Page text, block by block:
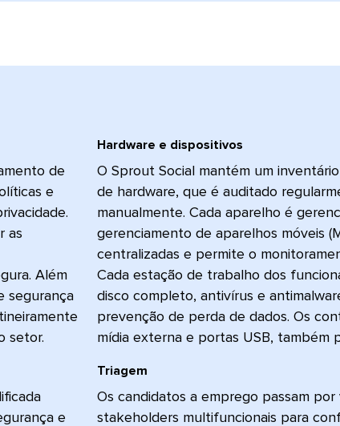
de
e
as
Além
segurança
setor.​​
e
Hardware e dispositivos​​
O Sprout Social mantém um
de hardware, que é auditado
manualmente. Cada aparelho é
gerenciamento de aparelhos móveis
centralizadas e permite o
Cada estação de trabalho dos
disco completo, antivírus e
prevenção de perda de dados. Os
mídia externa e portas USB, também
Triagem​​
Os candidatos a emprego passam
stakeholders multifuncionais para